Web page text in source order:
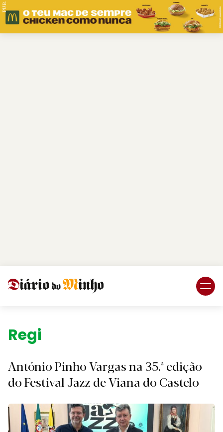
PUB.
Região.
António Pinho Vargas na 35.ª edição
do Festival Jazz de Viana do Castelo